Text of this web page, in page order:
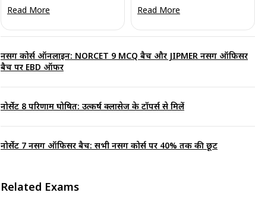
Read More Read More
नर्सिंग कोर्स ऑनलाइन: NORCET 9 MCQ बैच और JIPMER नर्सिंग ऑफिसर
बैच पर EBD ऑफर
नोर्सेट 8 परिणाम घोषित: उत्कर्ष क्लासेज के टॉपर्स से मिलें
नोर्सेट 7 नर्सिंग ऑफिसर बैच: सभी नर्सिंग कोर्स पर 40% तक की छूट
Related Exams